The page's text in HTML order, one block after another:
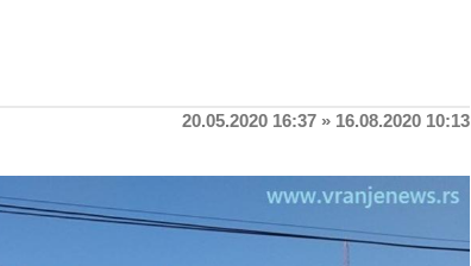
20.05.2020 16:37 » 16.08.2020 10:13